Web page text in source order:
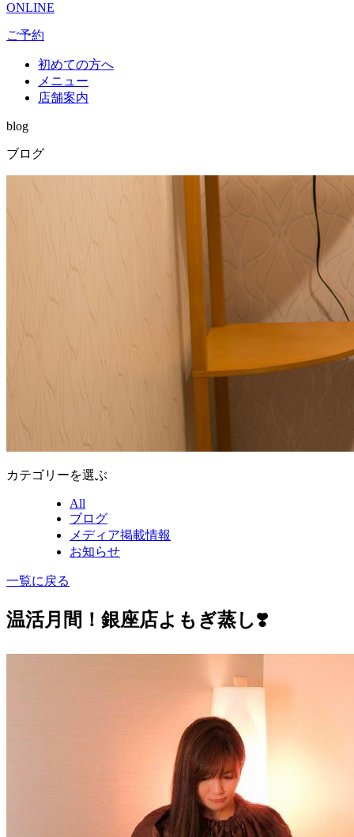
ONLINE
ご予約
初めての方へ
メニュー
店舗案内
blog
ブログ
カテゴリーを選ぶ
All
ブログ
メディア掲載情報
お知らせ
一覧に戻る
温活月間！銀座店よもぎ蒸し❣️